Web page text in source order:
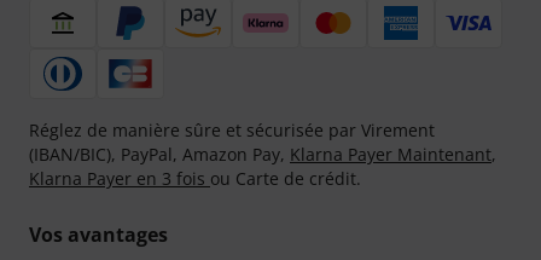
Réglez de manière sûre et sécurisée par Virement
(IBAN/BIC), PayPal, Amazon Pay, Klarna Payer Maintenant,
Klarna Payer en 3 fois ou Carte de crédit.
Vos avantages